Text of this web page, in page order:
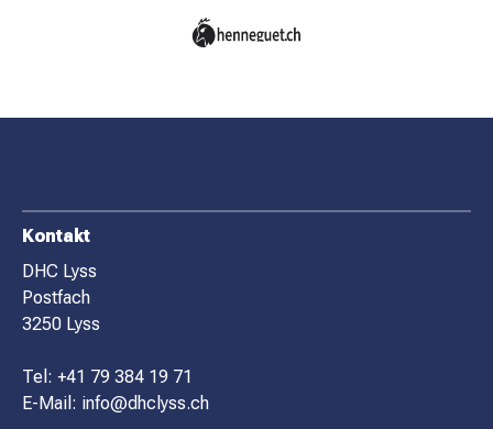
F
O
O
T
E
R
Kontakt
DHC Lyss
Postfach
3250 Lyss
Tel: +41 79 384 19 71
E-Mail: info@dhclyss.ch